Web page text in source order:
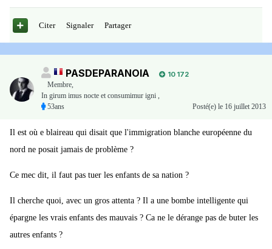
Citer Signaler Partager
PASDEPARANOIA
10 172
Membre,
In girum imus nocte et consumimur igni ,
53ans
Posté(e) le 16 juillet 2013
Il est où e blaireau qui disait que l'immigration blanche européenne du
nord ne posait jamais de problème ?
Ce mec dit, il faut pas tuer les enfants de sa nation ?
Il cherche quoi, avec un gros attenta ? Il a une bombe intelligente qui
épargne les vrais enfants des mauvais ? Ca ne le dérange pas de buter les
autres enfants ?